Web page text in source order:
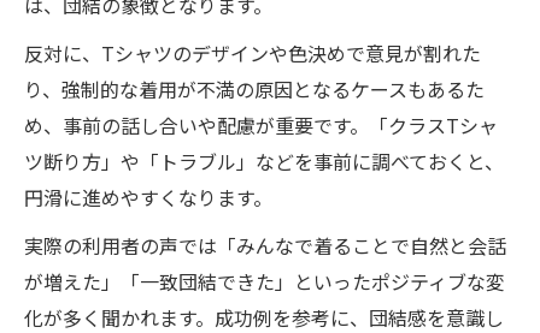
反対に、Tシャツのデザインや色決めで意見が割れた
り、強制的な着用が不満の原因となるケースもあるた
め、事前の話し合いや配慮が重要です。「クラスTシャ
ツ断り方」や「トラブル」などを事前に調べておくと、
円滑に進めやすくなります。
実際の利用者の声では「みんなで着ることで自然と会話
が増えた」「一致団結できた」といったポジティブな変
化が多く聞かれます。成功例を参考に、団結感を意識し